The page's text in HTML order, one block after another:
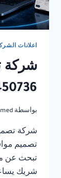
اعلانات
شركة
بواسطة
شركة
تبحث عن
شريك